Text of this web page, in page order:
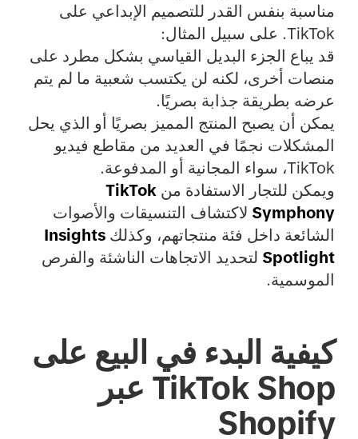
مناسبة بنفس القدر للتصميم الإبداعي على
TikTok. على سبيل المثال:
قد يباع الجزء البديل القياسي بشكل مطرد على
منصات أخرى، لكنه لن يكتسب شعبية ما لم يتم
عرضه بطريقة جذابة بصريًا.
يمكن أن يصبح المنتج المميز بصريًا أو الذي يحل
المشكلات نجمًا في العديد من مقاطع فيديو
TikTok، سواء المجانية أو المدفوعة.
ويمكن للتجار الاستفادة من TikTok
Symphony لاكتشاف التنسيقات والأصوات
الشائعة داخل فئة منتجاتهم، وكذلك Insights
Spotlight لتحديد الاتجاهات الناشئة والفرص
الموسمية.
كيفية البدء في البيع على
TikTok Shop عبر
Shopify